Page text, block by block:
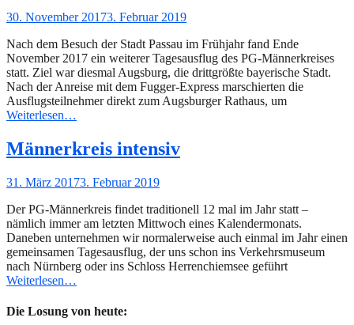
Gepostet
30. November 20173. Februar 2019
Nach dem Besuch der Stadt Passau im Frühjahr fand Ende
November 2017 ein weiterer Tagesausflug des PG-Männerkreises
statt. Ziel war diesmal Augsburg, die drittgrößte bayerische Stadt.
Nach der Anreise mit dem Fugger-Express marschierten die
Ausflugsteilnehmer direkt zum Augsburger Rathaus, um
Weiterlesen…
Männerkreis intensiv
Gepostet
31. März 20173. Februar 2019
Der PG-Männerkreis findet traditionell 12 mal im Jahr statt –
nämlich immer am letzten Mittwoch eines Kalendermonats.
Daneben unternehmen wir normalerweise auch einmal im Jahr einen
gemeinsamen Tagesausflug, der uns schon ins Verkehrsmuseum
nach Nürnberg oder ins Schloss Herrenchiemsee geführt
Weiterlesen…
Die Losung von heute: